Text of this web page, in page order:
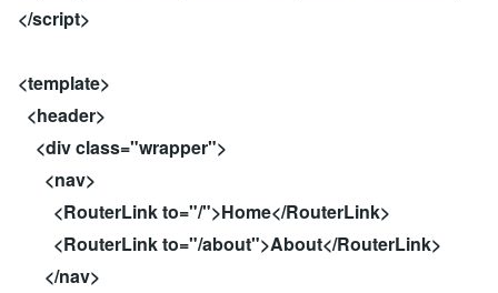
</script>
<template>
<header>
<div class="wrapper">
<nav>
<RouterLink to="/">Home</RouterLink>
<RouterLink to="/about">About</RouterLink>
</nav>